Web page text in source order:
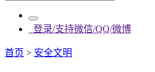
登录/支持微信/QQ/微博
首页 > 安全文明